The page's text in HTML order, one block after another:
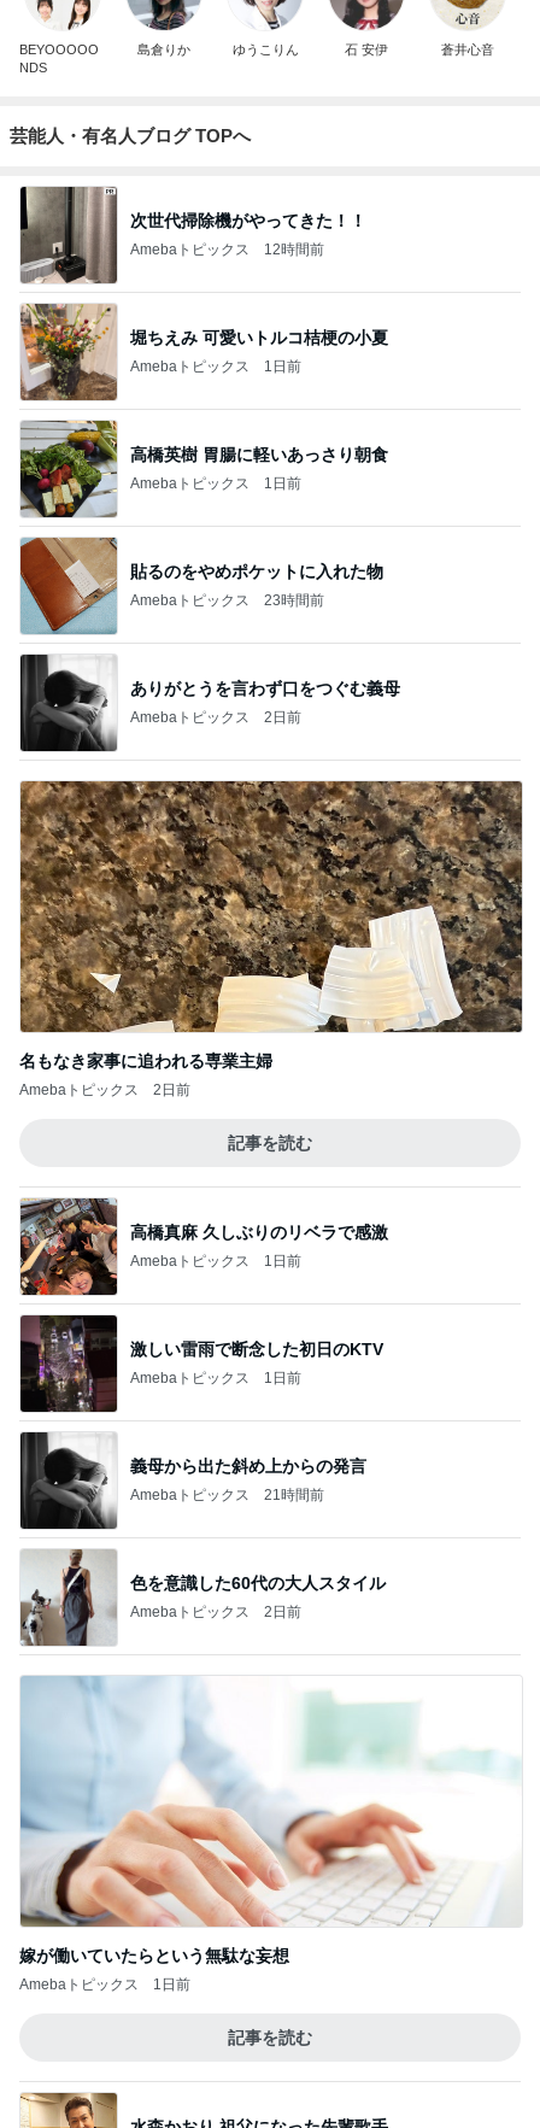
BEYOOOOO
NDS
島倉りか ゆうこりん 石 安伊 蒼井心音
芸能人・有名人ブログ TOPへ
次世代掃除機がやってきた！！
Amebaトピックス 12時間前
堀ちえみ 可愛いトルコ桔梗の小夏
Amebaトピックス 1日前
高橋英樹 胃腸に軽いあっさり朝食
Amebaトピックス 1日前
貼るのをやめポケットに入れた物
Amebaトピックス 23時間前
ありがとうを言わず口をつぐむ義母
Amebaトピックス 2日前
名もなき家事に追われる専業主婦
Amebaトピックス 2日前
記事を読む
高橋真麻 久しぶりのリベラで感激
Amebaトピックス 1日前
激しい雷雨で断念した初日のKTV
Amebaトピックス 1日前
義母から出た斜め上からの発言
Amebaトピックス 21時間前
色を意識した60代の大人スタイル
Amebaトピックス 2日前
嫁が働いていたらという無駄な妄想
Amebaトピックス 1日前
記事を読む